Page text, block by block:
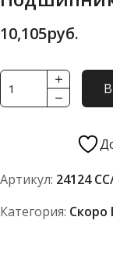
10,105руб.
Количество
товара
FBC
Артикул: 24124
Категория: Скоро